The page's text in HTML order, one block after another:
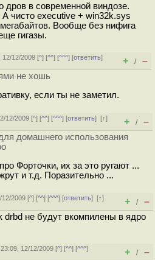
дров в современной виндозе.
А чисто executive + win32k.sys
Вообще без нифига
гигазы.
12/12/2009 [^] [^^] [^^^] [ответить]
+ / –
не хошь
если ты не заметил.
12/2009 [^] [^^] [^^^] [ответить][↑]
+ / –
домашнего использования
Форточки, их за это ругают ...
и т.д. Поразительно ...
12/2009 [^] [^^] [^^^] [ответить][↑]
+ / –
drbd не будут вкомпилены в ядро
12/12/2009 [^] [^^] [^^^]
+ / –